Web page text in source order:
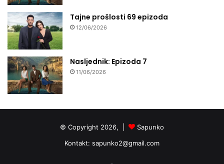
Tajne prošlosti 69 epizoda
12/06/2026
Nasljednik: Epizoda 7
11/06/2026
© Copyright 2026, |
Sapunko
Kontakt: sapunko2@gmail.com